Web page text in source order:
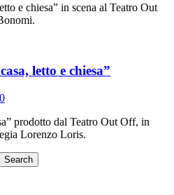
e chiesa” in scena al Teatro Out
letto e chiesa”
0
prodotto dal Teatro Out Off, in
Lorenzo Loris.